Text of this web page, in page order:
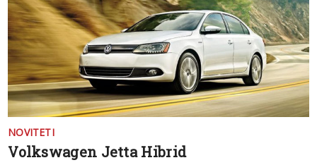
NOVITETI
Volkswagen Jetta Hibrid